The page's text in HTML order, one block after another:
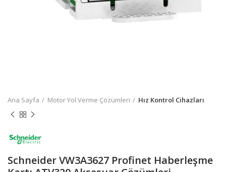
Ana Sayfa Motor Yol Verme Çözümleri Hız Kontrol Cihazları
Schneider VW3A3627 Profinet Haberleşme